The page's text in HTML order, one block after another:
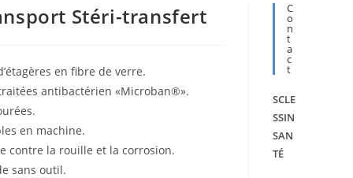
Stéri-transfert
en fibre de verre.
antibactérien «Microban®».
en machine.
contre la rouille et la corrosion.
sans outil.
C
O
N
T
A
C
T
SCLE
SSIN
SAN
TÉ